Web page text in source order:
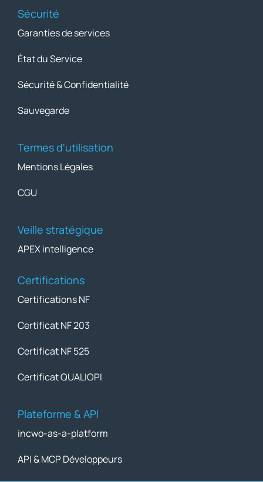
Sécurité
Garanties de services
État du Service
Sécurité & Confidentialité
Sauvegarde
Termes d'utilisation
Mentions Légales
CGU
Veille stratégique
APEX intelligence
Certifications
Certifications NF
Certificat NF 203
Certificat NF 525
Certificat QUALIOPI
Plateforme & API
incwo-as-a-platform
API & MCP Développeurs